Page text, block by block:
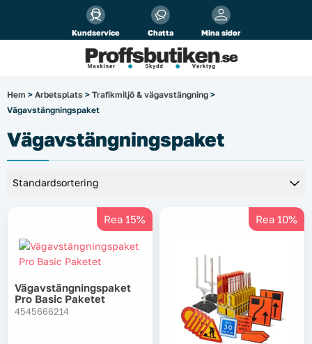
Kundservice Chatta Mina sidor
Alla priser visasinkl. moms!
Företag Privat
Arbetsplats
El & belysning
Fordonsbelysning & lastbilstillbehör
Förbrukningsmaterial
Garage & verkstad
Laserinstrument
Hem > Arbetsplats > Trafikmiljö & vägavstängning >
Vägavstängningspaket
Vägavstängningspaket
Rea 15%
Vägavstängningspaket
Pro Basic Paketet
4545666214
Rea 10%